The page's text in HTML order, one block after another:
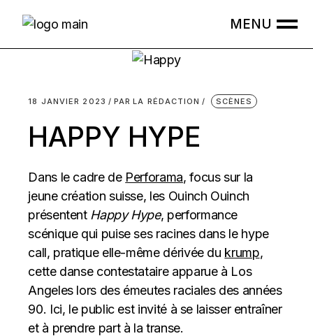
18 JANVIER 2023 PAR LA RÉDACTION SCÈNES
HAPPY HYPE
Dans le cadre de Perforama, focus sur la
jeune création suisse, les Ouinch Ouinch
présentent Happy Hype, performance
scénique qui puise ses racines dans le hype
call, pratique elle-même dérivée du krump,
cette danse contestataire apparue à Los
Angeles lors des émeutes raciales des années
90. Ici, le public est invité à se laisser entraîner
et à prendre part à la transe.